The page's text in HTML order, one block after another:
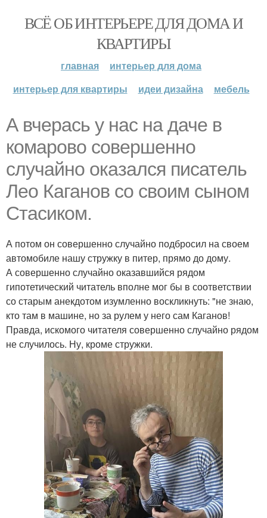
ВСЁ ОБ ИНТЕРЬЕРЕ ДЛЯ ДОМА И
КВАРТИРЫ
главная
интерьер для дома
интерьер для квартиры
идеи дизайна мебель
А вчерась у нас на даче в
комарово совершенно
случайно оказался писатель
Лео Каганов со своим сыном
Стасиком.
А потом он совершенно случайно подбросил на своем
автомобиле нашу стружку в питер, прямо до дому.
А совершенно случайно оказавшийся рядом
гипотетический читатель вполне мог бы в соответствии
со старым анекдотом изумленно воскликнуть: "не знаю,
кто там в машине, но за рулем у него сам Каганов!
Правда, искомого читателя совершенно случайно рядом
не случилось. Ну, кроме стружки.